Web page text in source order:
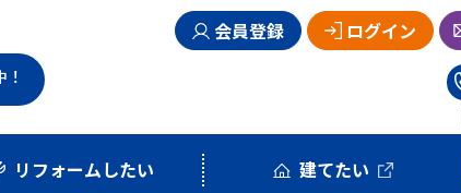
会員登録 ログイン
リフォームしたい 建てたい